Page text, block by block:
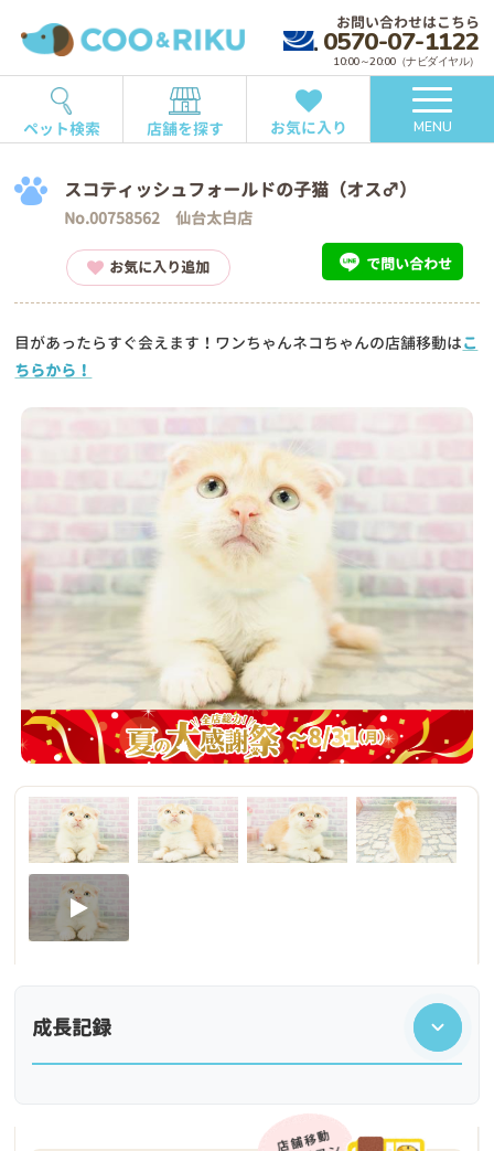
お問い合わせはこちら
0570-07-1122
10:00～20:00（ナビダイヤル）
ペット検索 店舗を探す お気に入り MENU
スコティッシュフォールドの子猫（オス♂）
No.00758562 仙台太白店
お気に入り追加 で問い合わせ
目があったらすぐ会えます！ワンちゃんネコちゃんの店舗移動はこ
ちらから！
成長記録